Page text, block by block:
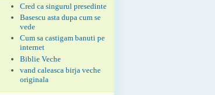
Cred ca singurul presedinte
Basescu asta dupa cum se
vede
Cum sa castigam banuti pe
internet
Biblie Veche
vand caleasca birja veche
originala